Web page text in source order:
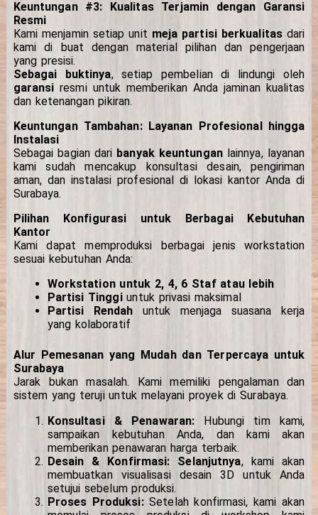
Keuntungan #3: Kualitas Terjamin dengan Garansi
Resmi
Kami menjamin setiap unit meja partisi berkualitasdari
kami di buat dengan material pilihan dan pengerjaan
yang presisi.
Sebagai buktinya, setiap pembelian di lindungi oleh
garansi resmi untuk memberikan Anda jaminan kualitas
dan ketenangan pikiran.
Keuntungan Tambahan: Layanan Profesional hingga
Instalasi
Sebagai bagian dari banyak keuntunganlainnya, layanan
kami sudah mencakup konsultasi desain, pengiriman
aman, dan instalasi profesional di lokasi kantor Anda di
Surabaya.
Pilihan Konfigurasi untuk Berbagai Kebutuhan
Kantor
Kami dapat memproduksi berbagai jenis workstation
sesuai kebutuhan Anda:
Workstation untuk 2, 4, 6 Staf atau lebih
Partisi Tinggiuntuk privasi maksimal
Partisi Rendah untuk menjaga suasana kerja
yang kolaboratif
Alur Pemesanan yang Mudah dan Terpercaya untuk
Surabaya
Jarak bukan masalah. Kami memiliki pengalaman dan
sistem yang teruji untuk melayani proyek di Surabaya.
Konsultasi & Penawaran: Hubungi tim kami,
sampaikan kebutuhan Anda, dan kami akan
memberikan penawaran harga terbaik.
Desain & Konfirmasi:
Selanjutnya, kami akan
membuatkan visualisasi desain 3D untuk Anda
setujui sebelum produksi.
Proses Produksi:Setelah konfirmasi, kami akan